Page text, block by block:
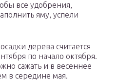
все удобрения,
яму, успели
дерева считается
по начало октября.
сажать и в весеннее
в середине мая.